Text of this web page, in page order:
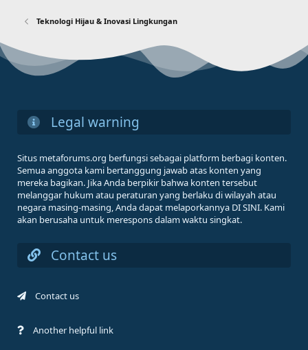
Teknologi Hijau & Inovasi Lingkungan
Legal warning
Situs metaforums.org berfungsi sebagai platform berbagi konten.
Semua anggota kami bertanggung jawab atas konten yang
mereka bagikan. Jika Anda berpikir bahwa konten tersebut
melanggar hukum atau peraturan yang berlaku di wilayah atau
negara masing-masing, Anda dapat melaporkannya DI SINI. Kami
akan berusaha untuk merespons dalam waktu singkat.
Contact us
Contact us
Another helpful link